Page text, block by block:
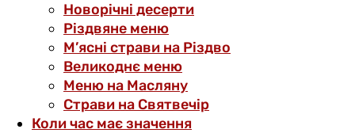
Новорічні десерти
Різдвяне меню
М’ясні страви на Різдво
Великоднє меню
Меню на Масляну
Страви на Святвечір
Коли час має значення